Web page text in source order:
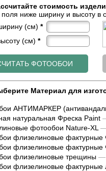
стоимость
поля ниже ширину и высоту в
(см) *
(см) *
Материал для
АНТИМАРКЕР
натуральная Фреска Paint
фотообои Nature-XL
флизелиновые фактурные
флизелиновые фактурные
флизелиновые трещины —
флизелиновые фактурные